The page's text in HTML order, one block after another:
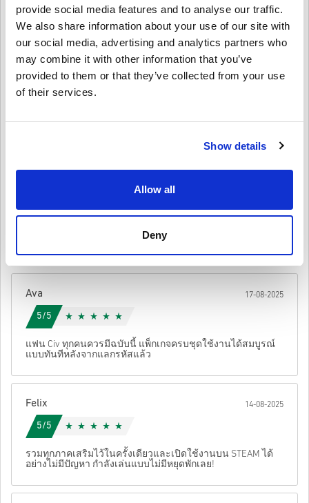
provide social media features and to analyse our traffic.
We also share information about your use of our site with
our social media, advertising and analytics partners who
may combine it with other information that you’ve
provided to them or that they’ve collected from your use
of their services.
Show details
Allow all
Deny
ดูคู่มือสั้น ๆ ด้านบน หรือทำตามขั้นตอนด้านล่าง 👇
หลังจากนั้น คุณจะได้รับอีเมลพร้อมลิงก์ที่ปลอดภัยเพื่อเข้าถึงโค้ด
ของคุณ
สินค้าพรีออเดอร์จะถูกจัดส่งก่อนหรือในวันวางจำหน่ายที่
ระบุไว้ในขณะที่สินค้าในสต็อกจะถูกจัดส่งทันทีเพื่อรอการ
ตรวจสอบความปลอดภัย.
การซื้อที่ถือเป็นการใช้งานเชิงพาณิชย์จะไม่ได้รับการ
รหัสเหล่านี้ไม่มีวันหมดอายุ.
สำหรับบางผลิตภัณฑ์ คุณอาจจะได้รับรหัสมากกว่าหนึ่งรหัส
เขียนความคิดเห็น 4.9/5 10 รีวิว
5/5
Ava 17-08-2025
5/5
แฟน Civ ทุกคนควรมีฉบับนี้ แพ็กเกจครบชุดใช้งานได้สมบูรณ์
แบบทันทีหลังจากแลกรหัสแล้ว
Felix 14-08-2025
5/5
รวมทุกภาคเสริมไว้ในครั้งเดียวและเปิดใช้งานบน STEAM ได้
อย่างไม่มีปัญหา กำลังเล่นแบบไม่มีหยุดพักเลย!